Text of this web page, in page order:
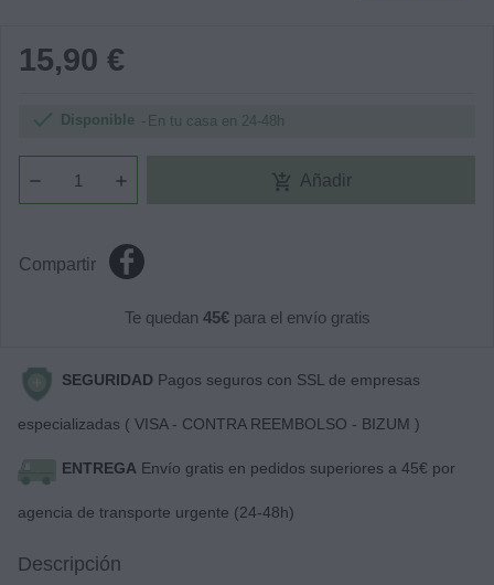
15,90 €
 Disponible En tu casa en 24-48h
add_shopping_cart Añadir
Compartir
Te quedan 45€para el envío gratis
SEGURIDAD Pagos seguros con SSL de empresas
especializadas ( VISA - CONTRA REEMBOLSO - BIZUM )
ENTREGA Envío gratis en pedidos superiores a 45€ por
agencia de transporte urgente (24-48h)
Descripción